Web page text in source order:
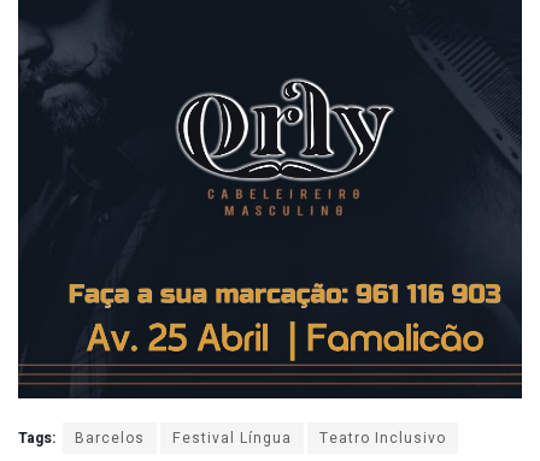
Tags: Barcelos Festival Língua Teatro Inclusivo